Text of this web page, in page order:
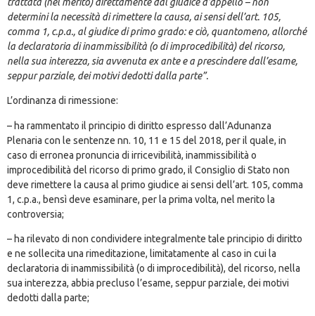
determini la necessità di rimettere la causa, ai sensi dell’art. 105,
comma 1, c.p.a., al giudice di primo grado: e ciò, quantomeno, allorché
la declaratoria di inammissibilità (o di improcedibilità) del ricorso,
nella sua interezza, sia avvenuta ex ante e a prescindere dall’esame,
seppur parziale, dei motivi dedotti dalla parte”.
L’ordinanza di rimessione:
– ha rammentato il principio di diritto espresso dall’Adunanza
Plenaria con le sentenze nn. 10, 11 e 15 del 2018, per il quale, in
caso di erronea pronuncia di irricevibilità, inammissibilità o
improcedibilità del ricorso di primo grado, il Consiglio di Stato non
deve rimettere la causa al primo giudice ai sensi dell’art. 105, comma
1, c.p.a., bensì deve esaminare, per la prima volta, nel merito la
controversia;
– ha rilevato di non condividere integralmente tale principio di diritto
e ne sollecita una rimeditazione, limitatamente al caso in cui la
declaratoria di inammissibilità (o di improcedibilità), del ricorso, nella
sua interezza, abbia precluso l’esame, seppur parziale, dei motivi
dedotti dalla parte;